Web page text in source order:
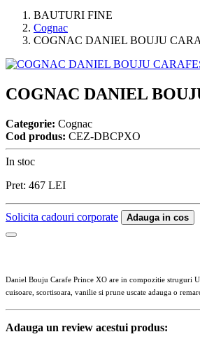
BAUTURI FINE
Cognac
COGNAC DANIEL BOUJU
COGNAC DANIEL
Categorie: Cognac
Cod produs: CEZ-DBCPXO
In stoc
Pret: 467 LEI
Solicita cadouri corporate Adauga in cos
Daniel Bouju Carafe Prince XO are in compozitie struguri
cuisoare, scortisoara, vanilie si prune uscate adauga o
Adauga un review acestui produs: